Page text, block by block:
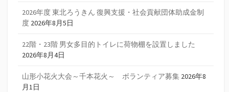
2026年度 東北ろうきん 復興支援・社会貢献団体助成金制
度 2026年8月5日
22階・23階 男女多目的トイレに荷物棚を設置しました
2026年8月4日
山形小花火大会～千本花火～ ボランティア募集 2026年8
月1日